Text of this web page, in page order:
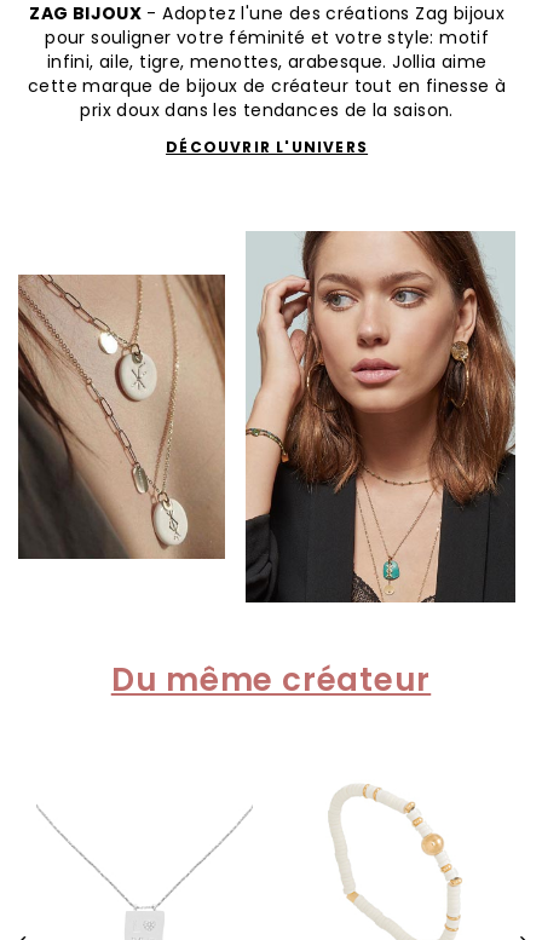
ZAG BIJOUX - Adoptez l'une des créations Zag bijoux
pour souligner votre féminité et votre style: motif
infini, aile, tigre, menottes, arabesque. Jollia aime
cette marque de bijoux de créateur tout en finesse à
prix doux dans les tendances de la saison.
DÉCOUVRIR L'UNIVERS
Du même créateur